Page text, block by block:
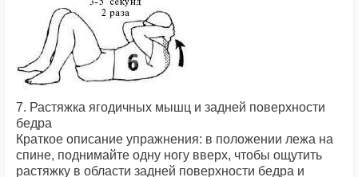
7. Растяжка ягодичных мышц и задней поверхности
бедра
Краткое описание упражнения: в положении лежа на
спине, поднимайте одну ногу вверх, чтобы ощутить
растяжку в области задней поверхности бедра и